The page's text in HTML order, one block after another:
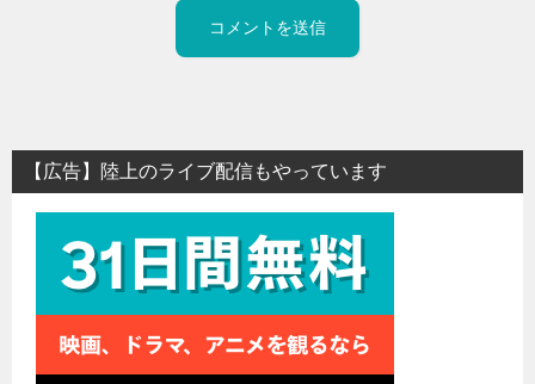
【広告】陸上のライブ配信もやっています